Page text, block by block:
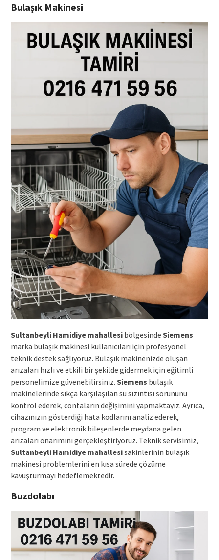
Bulaşık Makinesi
Sultanbeyli Hamidiye mahallesibölgesinde Siemens
marka bulaşık makinesi kullanıcıları için profesyonel
teknik destek sağlıyoruz. Bulaşık makinenizde oluşan
arızaları hızlı ve etkili bir şekilde gidermek için eğitimli
personelimize güvenebilirsiniz. Siemens bulaşık
makinelerinde sıkça karşılaşılan su sızıntısı sorununu
kontrol ederek, contaların değişimini yapmaktayız. Ayrıca,
cihazınızın gösterdiği hata kodlarını analiz ederek,
program ve elektronik bileşenlerde meydana gelen
arızaları onarımını gerçekleştiriyoruz. Teknik servisimiz,
Sultanbeyli Hamidiye mahallesisakinlerinin bulaşık
makinesi problemlerini en kısa sürede çözüme
kavuşturmayı hedeflemektedir.
Buzdolabı